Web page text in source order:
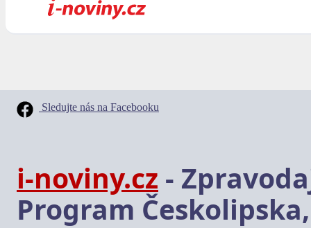
Sledujte nás na Facebooku
i-noviny.cz -
Program